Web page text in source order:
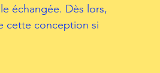
échangée. Dès lors,
cette conception si